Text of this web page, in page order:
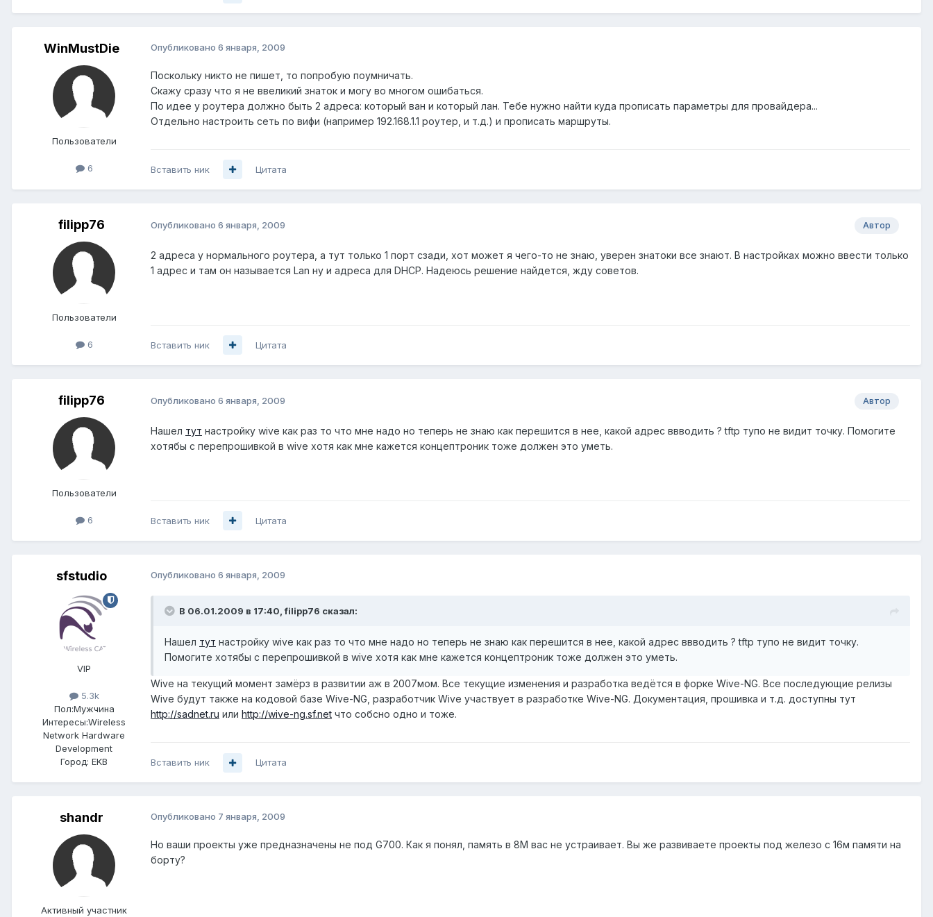
WinMustDie
Пользователи
6
Опубликовано 6 января, 2009
Поскольку никто не пишет, то попробую поумничать.
Скажу сразу что я не ввеликий знаток и могу во многом ошибаться.
По идее у роутера должно быть 2 адреса: который ван и который лан. Тебе нужно найти куда прописать параметры для провайдера...
Отдельно настроить сеть по вифи (например 192.168.1.1 роутер, и т.д.) и прописать маршруты.
Вставить ник Цитата
filipp76
Пользователи
6
Автор
Опубликовано 6 января, 2009
2 адреса у нормального роутера, а тут только 1 порт сзади, хот может я чего-то не знаю, уверен знатоки все знают. В настройках можно ввести только
1 адрес и там он называется Lan ну и адреса для DHCP. Надеюсь решение найдется, жду советов.
Вставить ник Цитата
filipp76
Пользователи
6
Автор
Опубликовано 6 января, 2009
Нашел тут настройку wive как раз то что мне надо но теперь не знаю как перешится в нее, какой адрес ввводить ? tftp тупо не видит точку. Помогите
хотябы с перепрошивкой в wive хотя как мне кажется концептроник тоже должен это уметь.
Вставить ник Цитата
sfstudio
VIP
5.3k
Пол:Мужчина
Интересы:Wireless
Network Hardware
Development
Город: EKB
Опубликовано 6 января, 2009
В 06.01.2009 в 17:40, filipp76 сказал:
Нашел тут настройку wive как раз то что мне надо но теперь не знаю как перешится в нее, какой адрес ввводить ? tftp тупо не видит точку.
Помогите хотябы с перепрошивкой в wive хотя как мне кажется концептроник тоже должен это уметь.
Wive на текущий момент замёрз в развитии аж в 2007мом. Все текущие изменения и разработка ведётся в форке Wive-NG. Все последующие релизы
Wive будут также на кодовой базе Wive-NG, разработчик Wive участвует в разработке Wive-NG. Документация, прошивка и т.д. доступны тут
http://sadnet.ru или http://wive-ng.sf.net что собсно одно и тоже.
Вставить ник Цитата
shandr
Активный участник
Опубликовано 7 января, 2009
Но ваши проекты уже предназначены не под G700. Как я понял, память в 8М вас не устраивает. Вы же развиваете проекты под железо с 16м памяти на
борту?